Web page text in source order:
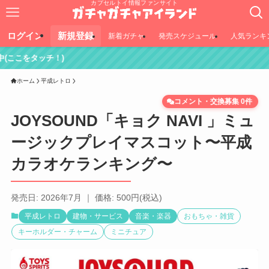
カプセルトイ情報ファンサイト
ログイン 新規登録 新着ガチャ 発売スケジュール 人気ランキ
ホーム 平成レトロ
JOYSOUND「キョク NAVI 」ミュ
ージックプレイマスコット〜平成
カラオケランキング〜
コメント・交換募集 0件
発売日: 2026年7月 ｜ 価格: 500円(税込)
平成レトロ 建物・サービス 音楽・楽器
おもちゃ・雑貨
キーホルダー・チャーム
ミニチュア